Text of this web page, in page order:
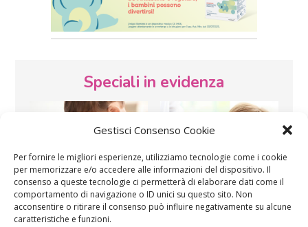
Gestisci Consenso Cookie
Per fornire le migliori esperienze, utilizziamo tecnologie come i cookie
per memorizzare e/o accedere alle informazioni del dispositivo. Il
consenso a queste tecnologie ci permetterà di elaborare dati come il
comportamento di navigazione o ID unici su questo sito. Non
acconsentire o ritirare il consenso può influire negativamente su alcune
caratteristiche e funzioni.
Speciali in evidenza
Vaccini SOS Pediatra